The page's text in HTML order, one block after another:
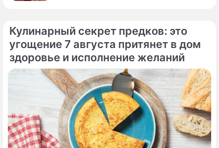
По теме
Продолжение: От детства на
войне до всенародной славы:
яркая жизнь певицы Manizha
Кулинарный секрет предков: это
угощение 7 августа притянет в дом
здоровье и исполнение желаний